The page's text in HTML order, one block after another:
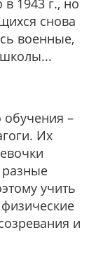
1943 г., но
снова
военные,
обучения –
Их
разные
учить
и